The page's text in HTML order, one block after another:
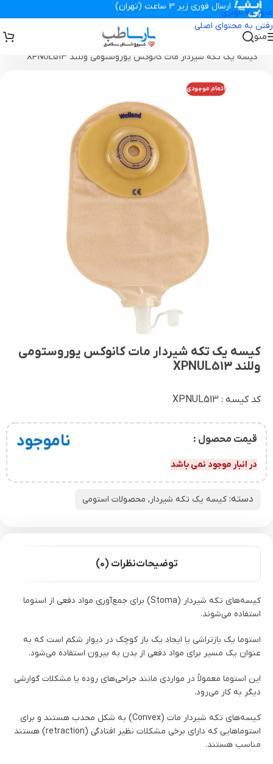
عبور به ناوبری
رفتن به محتوای اصلی
ارسال فوری زیر 3 ساعت (تهران)
منو
تجهیزات پزشکی پارساطب محصولات استومی کیسه یک تکه شیردار >
کیسه یک تکه شیردار مات کانوکس یوروستومی وللند XPNUL513
اتمام موجودی
کیسه یک تکه شیردار مات کانوکس یوروستومی
وللند XPNUL513
کد کیسه : XPNUL513
قیمت محصول : ناموجود
در انبار موجود نمی باشد
دسته: کیسه یک تکه شیردار, محصولات استومی
توضیحاتنظرات (0)
کیسه‌های تکه شیردار (Stoma) برای جمع‌آوری مواد دفعی از استوما
استفاده می‌شوند.
استوما یک بازتراشی یا ایجاد یک باز کوچک در دیوار شکم است که به
عنوان یک مسیر برای مواد دفعی از بدن به بیرون استفاده می‌شود.
این استوما معمولاً در مواردی مانند جراحی‌های روده یا مشکلات گوارشی
دیگر به کار می‌رود.
کیسه‌های تکه شیردار مات (Convex) به شکل محدب هستند و برای
استوماهایی که دارای برخی مشکلات نظیر افتادگی (retraction) هستند
مناسب هستند.